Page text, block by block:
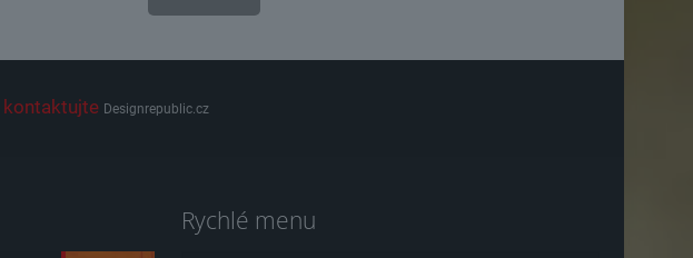
kontaktujte Designrepublic.cz
Rychlé menu